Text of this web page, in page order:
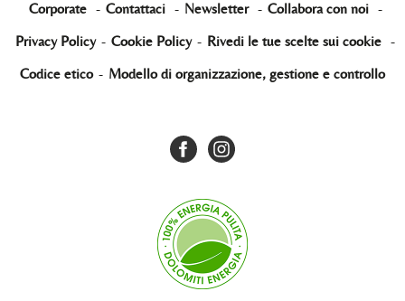
Corporate - Contattaci - Newsletter - Collabora con noi -
Privacy Policy - Cookie Policy - Rivedi le tue scelte sui cookie -
Codice etico - Modello di organizzazione, gestione e controllo